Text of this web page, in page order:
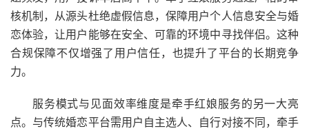
核机制，从源头杜绝虚假信息，保障用户个人信息安全与婚
恋体验，让用户能够在安全、可靠的环境中寻找伴侣。这种
合规保障不仅增强了用户信任，也提升了平台的长期竞争
力。
服务模式与见面效率维度是牵手红娘服务的另一大亮
点。与传统婚恋平台需用户自主选人、自行对接不同，牵手